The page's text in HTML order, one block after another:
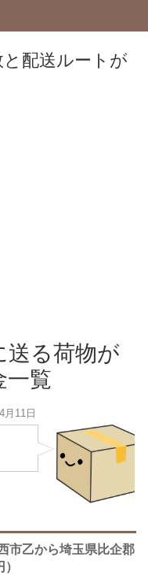
配送ルートが
送る荷物が
一覧
月11日
市乙から埼玉県比企郡